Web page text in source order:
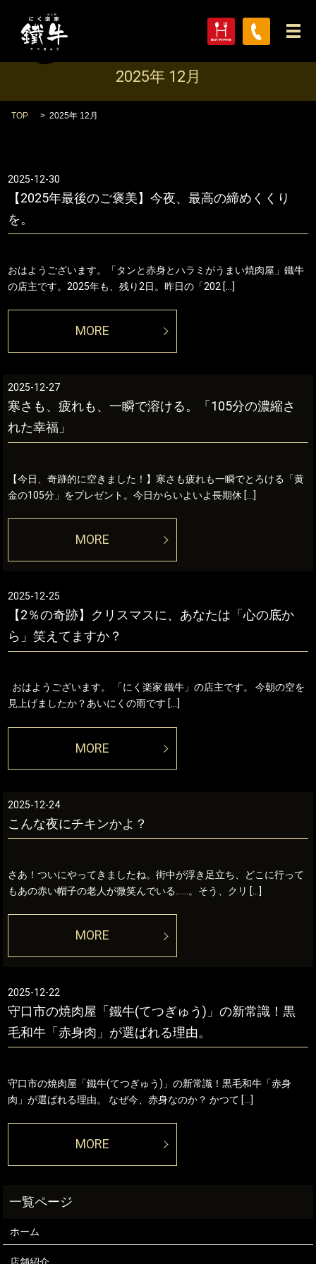
メ
2025年 12月
TOP 2025年 12月
2025-12-30
【2025年最後のご褒美】今夜、最高の締めくくり
を。
おはようございます。「タンと赤身とハラミがうまい焼肉屋」鐵牛
の店主です。2025年も、残り2日。昨日の「202 […]
MORE
2025-12-27
寒さも、疲れも、一瞬で溶ける。「105分の濃縮さ
れた幸福」
【今日、奇跡的に空きました！】寒さも疲れも一瞬でとろける「黄
金の105分」をプレゼント。今日からいよいよ長期休 […]
MORE
2025-12-25
【2％の奇跡】クリスマスに、あなたは「心の底か
ら」笑えてますか？
おはようございます。 「にく楽家 鐵牛」の店主です。 今朝の空を
見上げましたか？あいにくの雨です […]
MORE
2025-12-24
こんな夜にチキンかよ？
さあ！ついにやってきましたね。街中が浮き足立ち、どこに行って
もあの赤い帽子の老人が微笑んでいる……。そう、クリ […]
MORE
2025-12-22
守口市の焼肉屋「鐵牛(てつぎゅう)」の新常識！黒
毛和牛「赤身肉」が選ばれる理由。
守口市の焼肉屋「鐵牛(てつぎゅう)」の新常識！黒毛和牛「赤身
肉」が選ばれる理由。 なぜ今、赤身なのか？ かつて […]
MORE
ホーム
店舗紹介